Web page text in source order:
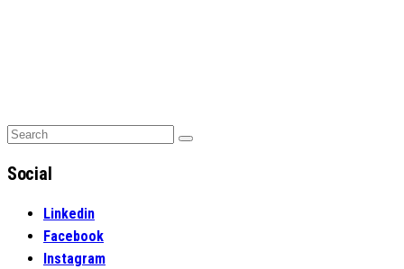
Search
Search
Social
Linkedin
Facebook
Instagram